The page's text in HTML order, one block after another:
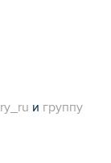
и группу